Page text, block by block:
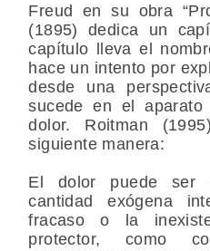
Freud en su obra
(1895) dedica un
capítulo lleva el
hace un intento por
desde una
sucede en el aparato
dolor. Roitman
siguiente manera:
El dolor puede ser
cantidad exógena
fracaso o la
protector, como